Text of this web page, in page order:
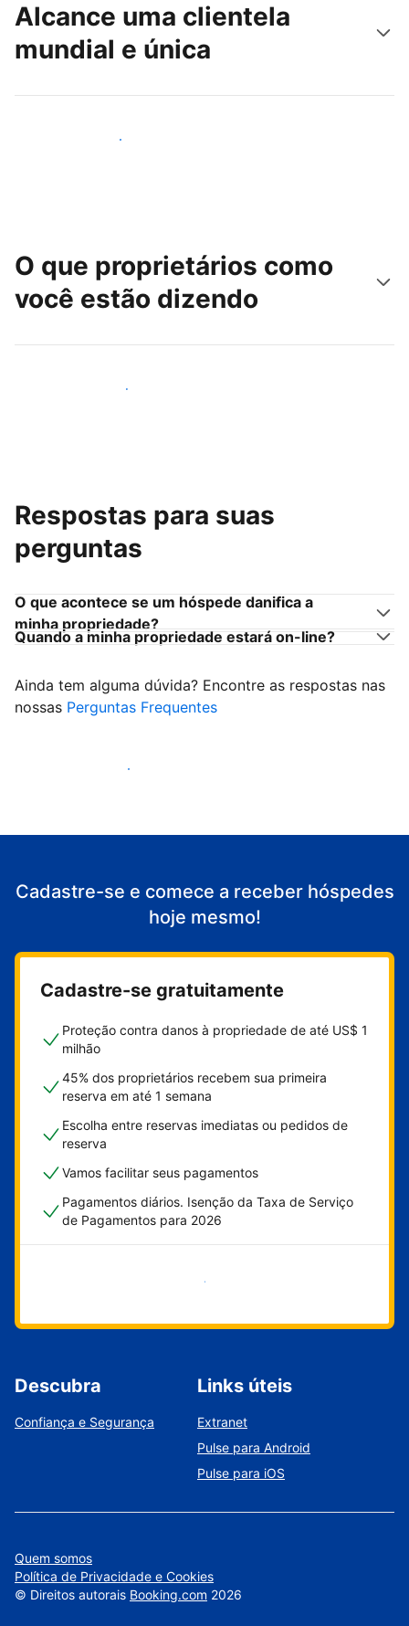
Alcance uma clientela
mundial e única
Alcançar novos hóspedes
O que proprietários como
você estão dizendo
Junte-se a outros anfitriões
Respostas para suas
perguntas
O que acontece se um hóspede danifica a
minha propriedade?
Quando a minha propriedade estará on-line?
Ainda tem alguma dúvida? Encontre as respostas nas
nossas Perguntas Frequentes
Comece a receber hóspedes
Cadastre-se e comece a receber hóspedes
hoje mesmo!
Cadastre-se gratuitamente
Proteção contra danos à propriedade de até US$ 1
milhão
45% dos proprietários recebem sua primeira
reserva em até 1 semana
Escolha entre reservas imediatas ou pedidos de
reserva
Vamos facilitar seus pagamentos
Pagamentos diários. Isenção da Taxa de Serviço
de Pagamentos para 2026
Comece agora
Descubra
Confiança e Segurança
Links úteis
Extranet
Pulse para Android
Pulse para iOS
Quem somos
Política de Privacidade e Cookies
© Direitos autorais Booking.com 2026